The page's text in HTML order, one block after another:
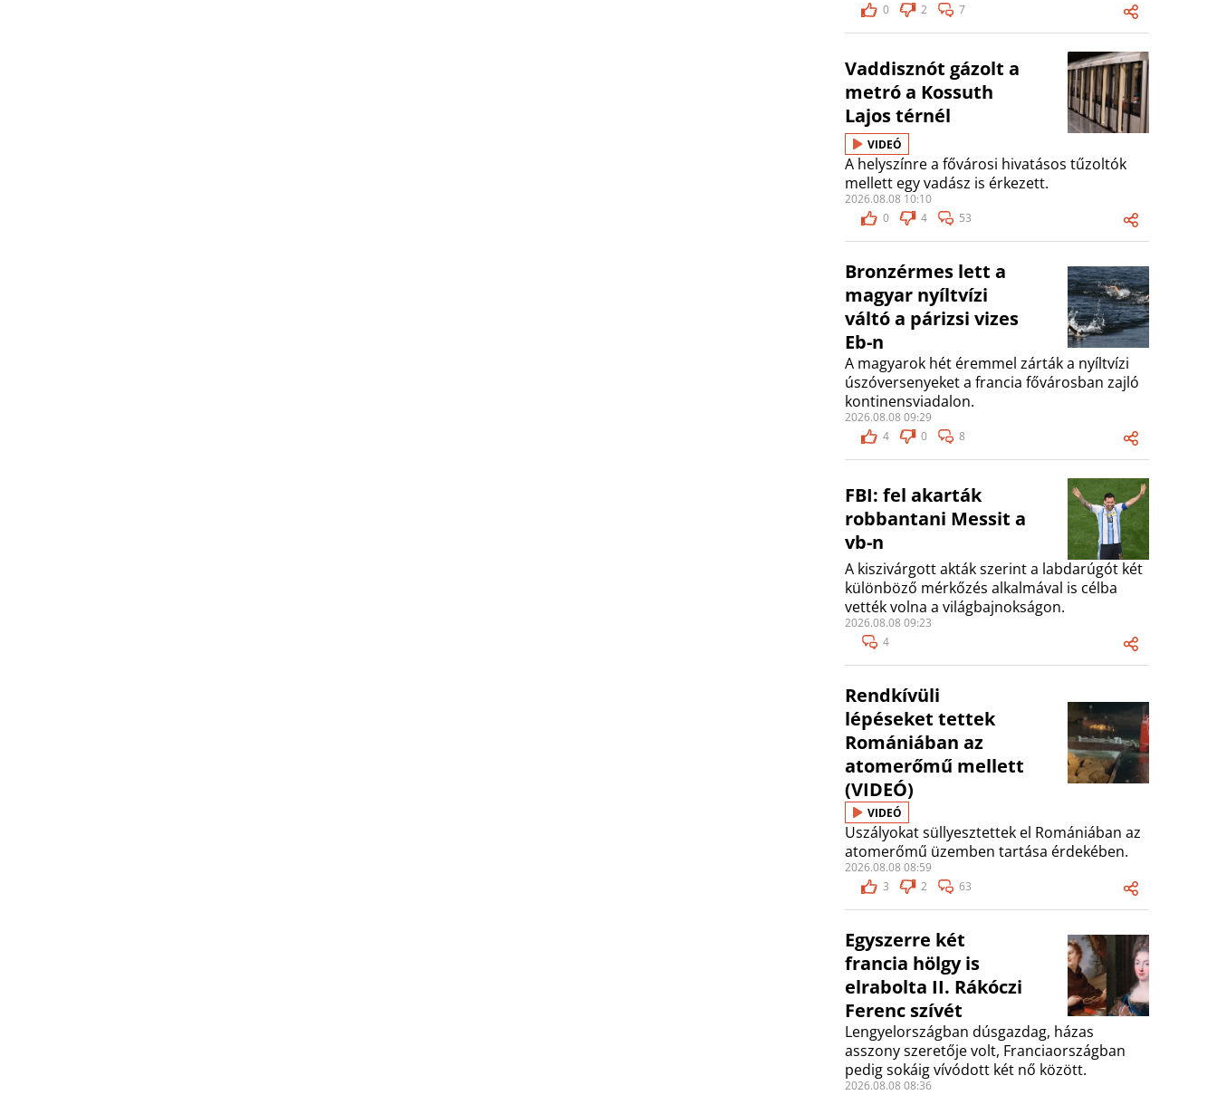
0
2 7
Vaddisznót gázolt a
metró a Kossuth
Lajos térnél
VIDEÓ
A helyszínre a fővárosi hivatásos tűzoltók
mellett egy vadász is érkezett.
2026.08.08 10:10
0
4 53
Bronzérmes lett a
magyar nyíltvízi
váltó a párizsi vizes
Eb-n
A magyarok hét éremmel zárták a nyíltvízi
úszóversenyeket a francia fővárosban zajló
kontinensviadalon.
2026.08.08 09:29
4
0 8
FBI: fel akarták
robbantani Messit a
vb-n
A kiszivárgott akták szerint a labdarúgót két
különböző mérkőzés alkalmával is célba
vették volna a világbajnokságon.
2026.08.08 09:23
4
Rendkívüli
lépéseket tettek
Romániában az
atomerőmű mellett
(VIDEÓ)
VIDEÓ
Uszályokat süllyesztettek el Romániában az
atomerőmű üzemben tartása érdekében.
2026.08.08 08:59
3
2 63
Egyszerre két
francia hölgy is
elrabolta II. Rákóczi
Ferenc szívét
Lengyelországban dúsgazdag, házas
asszony szeretője volt, Franciaországban
pedig sokáig vívódott két nő között.
2026.08.08 08:36